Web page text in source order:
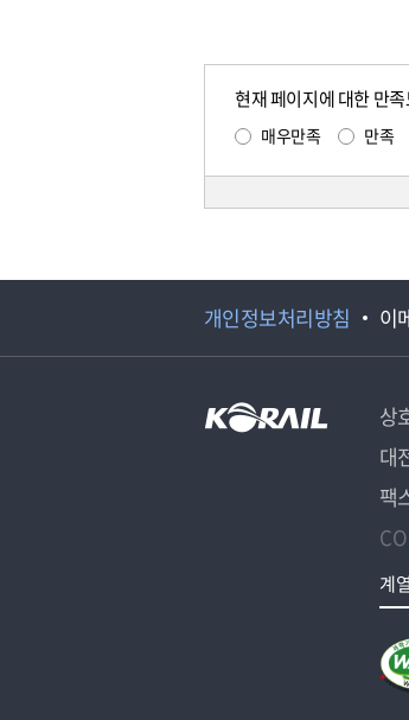
현재 페이지에 대한 만
매우만족 만족
개인정보처리방침 이
상
대
팩
계